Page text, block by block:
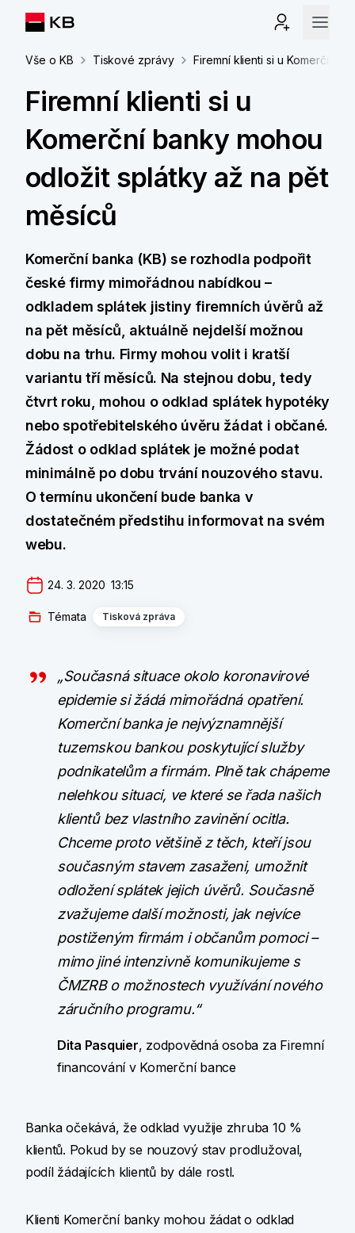
Vše o KB Tiskové zprávy Firemní klienti si u Komerční
Firemní klienti si u
Komerční banky mohou
odložit splátky až na pět
měsíců
Komerční banka (KB) se rozhodla podpořit
české firmy mimořádnou nabídkou –
odkladem splátek jistiny firemních úvěrů až
na pět měsíců, aktuálně nejdelší možnou
dobu na trhu. Firmy mohou volit i kratší
variantu tří měsíců. Na stejnou dobu, tedy
čtvrt roku, mohou o odklad splátek hypotéky
nebo spotřebitelského úvěru žádat i občané.
Žádost o odklad splátek je možné podat
minimálně po dobu trvání nouzového stavu.
O termínu ukončení bude banka v
dostatečném předstihu informovat na svém
webu.
24. 3. 2020  13:15
Témata Tisková zpráva
„Současná situace okolo koronavirové
epidemie si žádá mimořádná opatření.
Komerční banka je nejvýznamnější
tuzemskou bankou poskytující služby
podnikatelům a firmám. Plně tak chápeme
nelehkou situaci, ve které se řada našich
klientů bez vlastního zavinění ocitla.
Chceme proto většině z těch, kteří jsou
současným stavem zasaženi, umožnit
odložení splátek jejich úvěrů. Současně
zvažujeme další možnosti, jak nejvíce
postiženým firmám i občanům pomoci –
mimo jiné intenzivně komunikujeme s
ČMZRB o možnostech využívání nového
záručního programu.“
Dita Pasquier, zodpovědná osoba za Firemní
financování v Komerční bance
Banka očekává, že odklad využije zhruba 10 %
klientů. Pokud by se nouzový stav prodlužoval,
podíl žádajících klientů by dále rostl.
Klienti Komerční banky mohou žádat o odklad